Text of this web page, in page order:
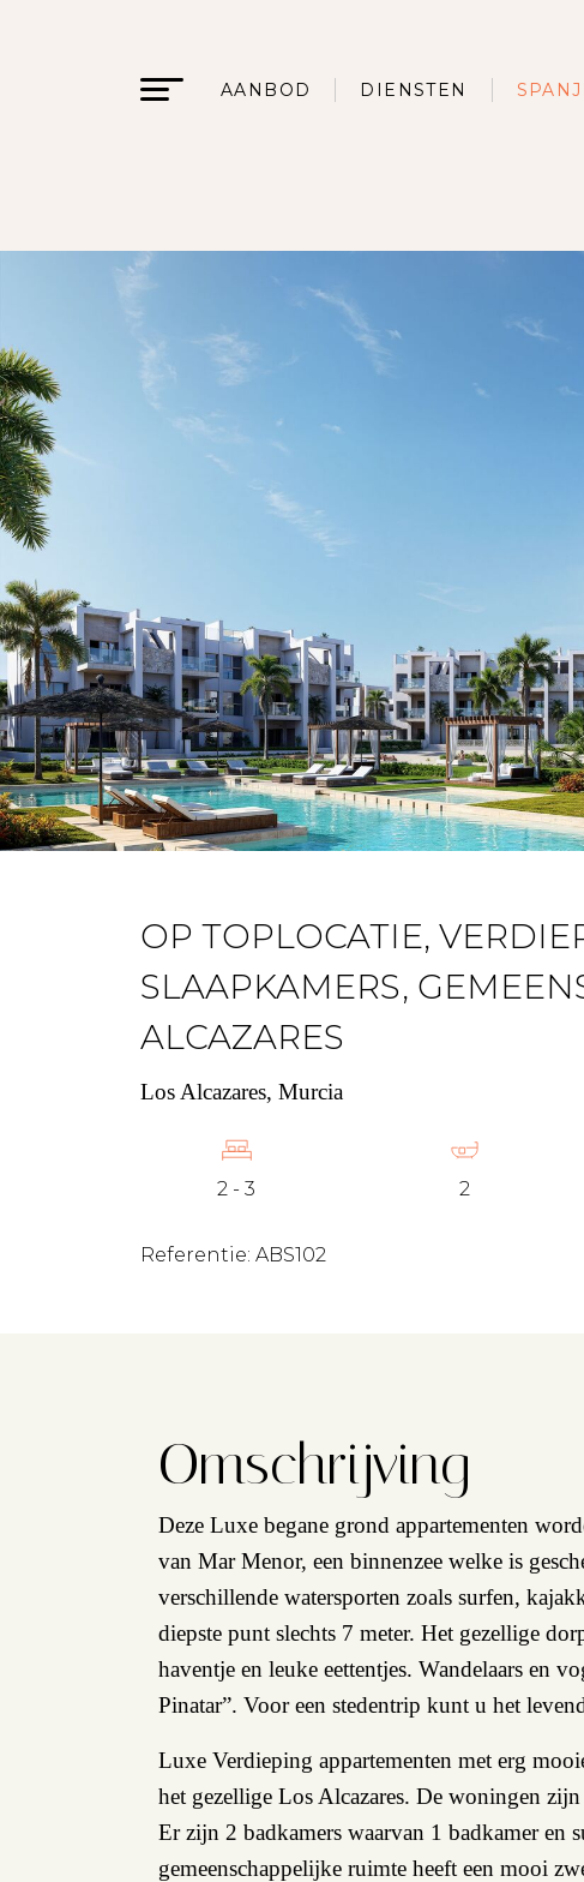
AANBOD DIENSTEN
OP TOPLOCATIE,
SLAAPKAMERS,
ALCAZARES
Los Alcazares, Murcia
2 - 3 2
Referentie: ABS102
Omschrijving
Deze Luxe begane grond appartementen
van Mar Menor, een binnenzee welke is
verschillende watersporten zoals surfen,
diepste punt slechts 7 meter. Het gezellige
haventje en leuke eettentjes. Wandelaars en
Pinatar”. Voor een stedentrip kunt u het
Luxe Verdieping appartementen met erg
het gezellige Los Alcazares. De woningen
Er zijn 2 badkamers waarvan 1 badkamer en
gemeenschappelijke ruimte heeft een mooi